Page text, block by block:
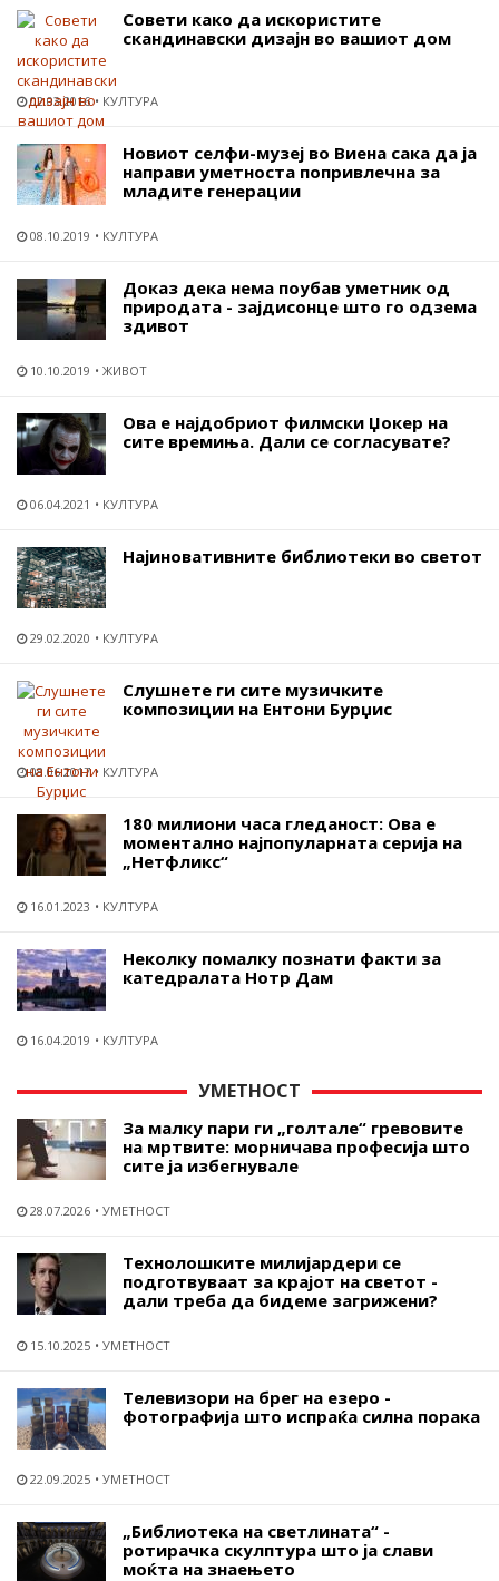
Совети како да искористите
скандинавски дизајн во вашиот дом
02.03.2016 КУЛТУРА
Новиот селфи-музеј во Виена сака да ја
направи уметноста попривлечна за
младите генерации
08.10.2019 КУЛТУРА
Доказ дека нема поубав уметник од
природата - зајдисонце што го одзема
здивот
10.10.2019 ЖИВОТ
Ова е најдобриот филмски Џокер на
сите времиња. Дали се согласувате?
06.04.2021 КУЛТУРА
Најиновативните библиотеки во светот
29.02.2020 КУЛТУРА
Слушнете ги сите музичките
композиции на Ентони Бурџис
08.06.2017 КУЛТУРА
180 милиони часа гледаност: Ова е
моментално најпопуларната серија на
„Нетфликс“
16.01.2023 КУЛТУРА
Неколку помалку познати факти за
катедралата Нотр Дам
16.04.2019 КУЛТУРА
УМЕТНОСТ
За малку пари ги „голтале“ гревовите
на мртвите: морничава професија што
сите ја избегнувале
28.07.2026 УМЕТНОСТ
Технолошките милијардери се
подготвуваат за крајот на светот -
дали треба да бидеме загрижени?
15.10.2025 УМЕТНОСТ
Телевизори на брег на езеро -
фотографија што испраќа силна порака
22.09.2025 УМЕТНОСТ
„Библиотека на светлината“ -
ротирачка скулптура што ја слави
моќта на знаењето